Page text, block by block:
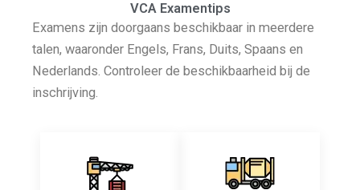
VCA Examentips
Examens zijn doorgaans beschikbaar in meerdere
talen, waaronder Engels, Frans, Duits, Spaans en
Nederlands. Controleer de beschikbaarheid bij de
inschrijving.